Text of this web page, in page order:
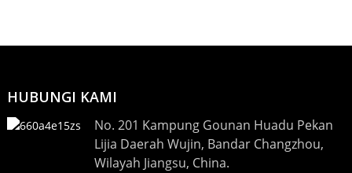
HUBUNGI KAMI
No. 201 Kampung Gounan Huadu Pekan
Lijia Daerah Wujin, Bandar Changzhou,
Wilayah Jiangsu, China.